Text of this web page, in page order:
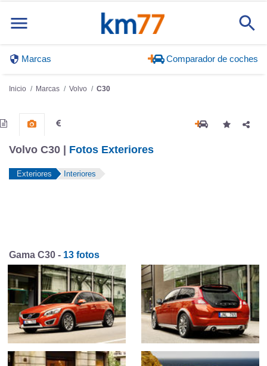
Marcas Comparador de coches
Inicio Marcas Volvo C30
Volvo C30 | Fotos Exteriores
Exteriores Interiores
Gama C30 - 13 fotos